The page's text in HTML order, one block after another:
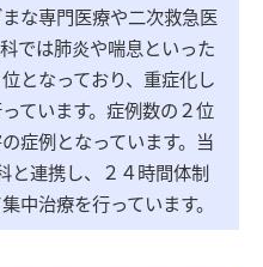
な専門医療や二次救急医
では肺炎や喘息といった
となっており、重症化し
ています。症例数の２位
症例となっています。当
と連携し、２４時間体制
中治療を行っています。